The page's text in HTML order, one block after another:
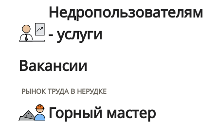
Недропользователям
- услуги
Вакансии
РЫНОК ТРУДА В НЕРУДКЕ
Горный мастер